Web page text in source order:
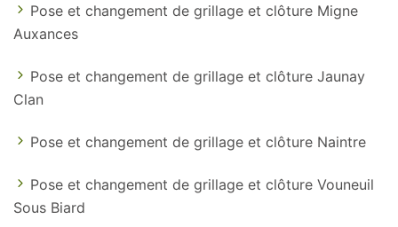
Pose et changement de grillage et clôture Migne
Auxances
Pose et changement de grillage et clôture Jaunay
Clan
Pose et changement de grillage et clôture Naintre
Pose et changement de grillage et clôture Vouneuil
Sous Biard